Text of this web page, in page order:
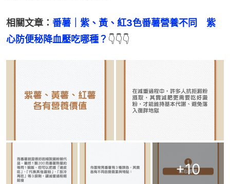
相關文章： 番薯｜紫、黃、紅3色番薯營養不同　紫
心防便秘降血壓吃哪種？ 👇👇👇
+10